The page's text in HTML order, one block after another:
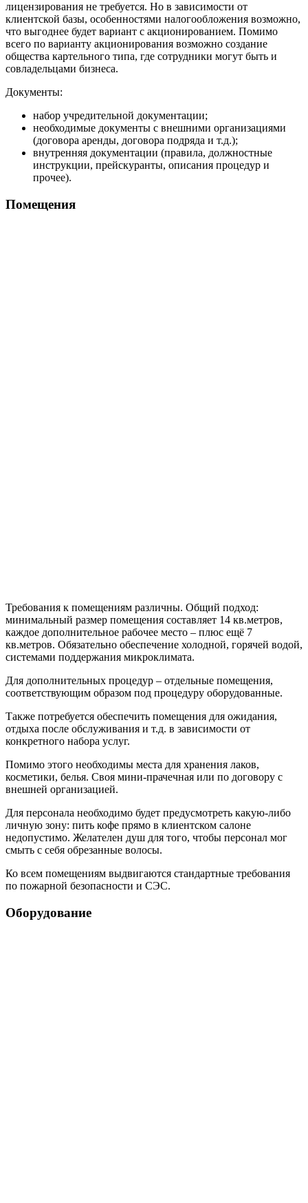
лицензирования не требуется. Но в зависимости от
клиентской базы, особенностями налогообложения возможно,
что выгоднее будет вариант с акционированием. Помимо
всего по варианту акционирования возможно создание
общества картельного типа, где сотрудники могут быть и
совладельцами бизнеса.
Документы:
набор учредительной документации;
необходимые документы с внешними организациями
(договора аренды, договора подряда и т.д.);
внутренняя документации (правила, должностные
инструкции, прейскуранты, описания процедур и
прочее).
Помещения
Требования к помещениям различны. Общий подход:
минимальный размер помещения составляет 14 кв.метров,
каждое дополнительное рабочее место – плюс ещё 7
кв.метров. Обязательно обеспечение холодной, горячей водой,
системами поддержания микроклимата.
Для дополнительных процедур – отдельные помещения,
соответствующим образом под процедуру оборудованные.
Также потребуется обеспечить помещения для ожидания,
отдыха после обслуживания и т.д. в зависимости от
конкретного набора услуг.
Помимо этого необходимы места для хранения лаков,
косметики, белья. Своя мини-прачечная или по договору с
внешней организацией.
Для персонала необходимо будет предусмотреть какую-либо
личную зону: пить кофе прямо в клиентском салоне
недопустимо. Желателен душ для того, чтобы персонал мог
смыть с себя обрезанные волосы.
Ко всем помещениям выдвигаются стандартные требования
по пожарной безопасности и СЭС.
Оборудование